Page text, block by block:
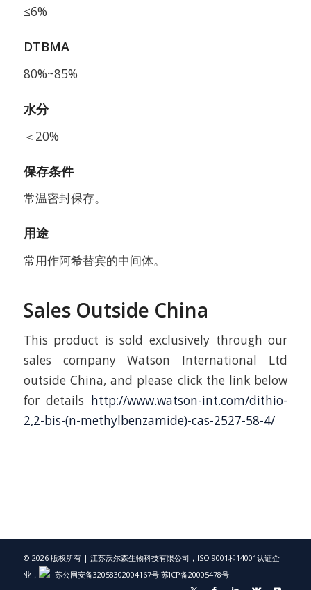
≤6%
DTBMA
80%~85%
水分
＜20%
保存条件
常温密封保存。
用途
常用作阿希替宾的中间体。
Sales Outside China
This product is sold exclusively through our
sales company Watson International Ltd
outside China, and please click the link below
for details http://www.watson-int.com/dithio-
2,2-bis-(n-methylbenzamide)-cas-2527-58-4/
© 2026 版权所有 | 江苏沃尔森生物科技有限公司，ISO 9001和14001认证企
业，
苏公网安备32058302004167号 苏ICP备20005478号